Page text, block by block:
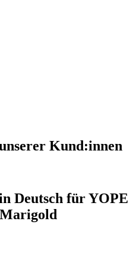
Kund:innen
Deutsch für YOPE